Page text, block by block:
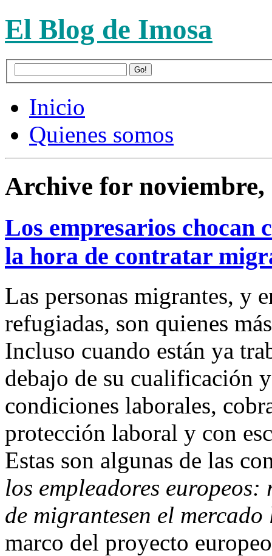
El Blog de Imosa
Inicio
Quienes somos
Archive for noviembre,
Los empresarios chocan
la hora de contratar
Las personas migrantes, y
refugiadas, son quienes
Incluso cuando están ya
debajo de su cualificación
condiciones laborales,
protección laboral y con
Estas son algunas de las
los empleadores
de migrantesen el
marco del proyecto